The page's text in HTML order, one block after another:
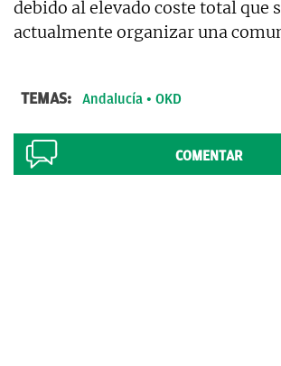
debido al elevado coste total que
actualmente organizar una
TEMAS: Andalucía OKD
COMENTAR